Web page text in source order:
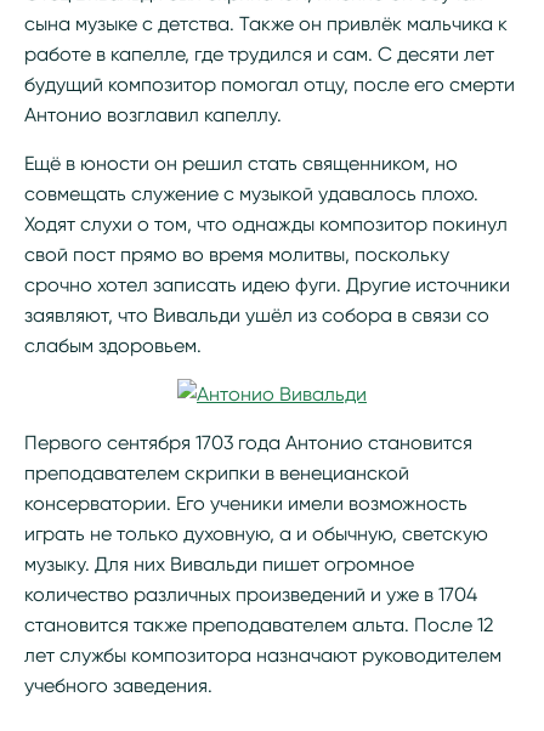
сына музыке с детства. Также он привлёк мальчика к
работе в капелле, где трудился и сам. С десяти лет
будущий композитор помогал отцу, после его смерти
Антонио возглавил капеллу.
Ещё в юности он решил стать священником, но
совмещать служение с музыкой удавалось плохо.
Ходят слухи о том, что однажды композитор покинул
свой пост прямо во время молитвы, поскольку
срочно хотел записать идею фуги. Другие источники
заявляют, что Вивальди ушёл из собора в связи со
слабым здоровьем.
Первого сентября 1703 года Антонио становится
преподавателем скрипки в венецианской
консерватории. Его ученики имели возможность
играть не только духовную, а и обычную, светскую
музыку. Для них Вивальди пишет огромное
количество различных произведений и уже в 1704
становится также преподавателем альта. После 12
лет службы композитора назначают руководителем
учебного заведения.